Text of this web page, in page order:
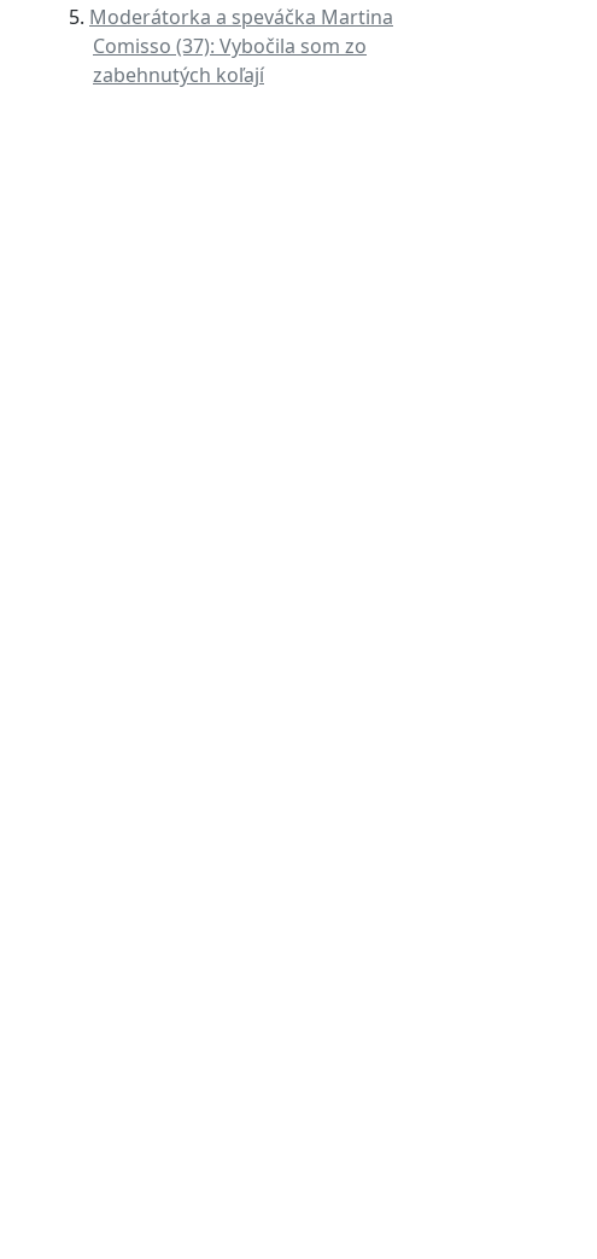
Moderátorka a speváčka Martina
Comisso (37): Vybočila som zo
zabehnutých koľají